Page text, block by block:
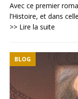
Avec ce premier
l’Histoire, et dans
>> Lire la suite
BLOG